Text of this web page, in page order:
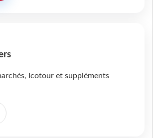
Icotour et suppléments